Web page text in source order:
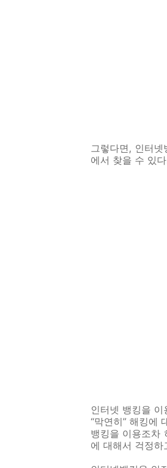
그렇다면, 인터
에서 찾을 수 있
인터넷 뱅킹을
“막연히” 해킹에
뱅킹을 이용조차
에 대해서 걱정